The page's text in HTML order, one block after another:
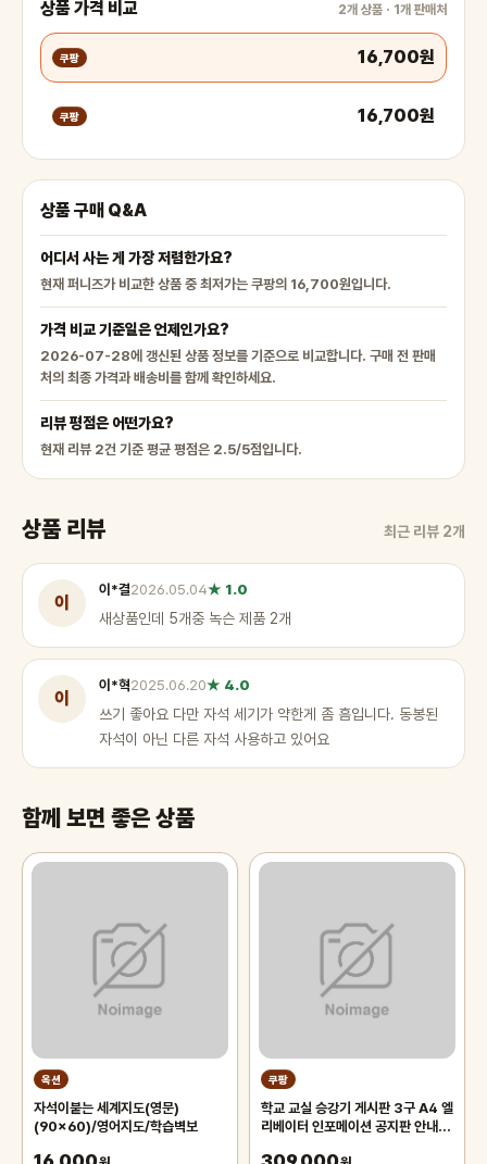
상품 가격 비교 2개 상품 · 1개 판매처
쿠팡 16,700원
쿠팡 16,700원
상품 구매 Q&A
어디서 사는 게 가장 저렴한가요?
현재 퍼니즈가 비교한 상품 중 최저가는 쿠팡의 16,700원입니다.
가격 비교 기준일은 언제인가요?
2026-07-28에 갱신된 상품 정보를 기준으로 비교합니다. 구매 전 판매
처의 최종 가격과 배송비를 함께 확인하세요.
리뷰 평점은 어떤가요?
현재 리뷰 2건 기준 평균 평점은 2.5/5점입니다.
상품 리뷰 최근 리뷰 2개
이
이*결2026.05.04★ 1.0
새상품인데 5개중 녹슨 제품 2개
이
이*혁2025.06.20★ 4.0
쓰기 좋아요 다만 자석 세기가 약한게 좀 흠입니다. 동봉된
자석이 아닌 다른 자석 사용하고 있어요
함께 보면 좋은 상품
옥션
자석이붙는 세계지도(영문)
(90x60)/영어지도/학습벽보
쿠팡
학교 교실 승강기 게시판 3구 A4 엘
리베이터 인포메이션 공지판 안내문